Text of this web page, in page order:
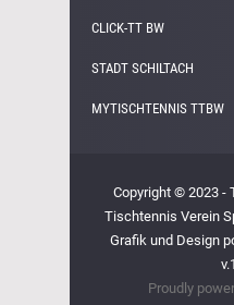
CLICK-TT BW
STADT SCHILTACH
MYTISCHTENNIS TTBW
Copyright © 2023 -
Tischtennis Verein
Grafik und Design
Proudly